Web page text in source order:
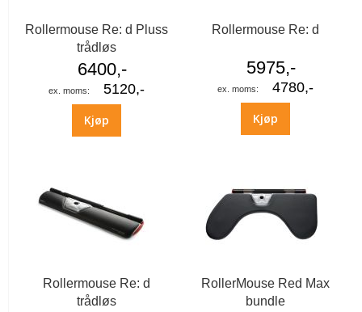
Rollermouse Re: d Pluss
trådløs
6400,-
5120,-
Kjøp
Rollermouse Re: d
5975,-
4780,-
Kjøp
Rollermouse Re: d
trådløs
RollerMouse Red Max
bundle